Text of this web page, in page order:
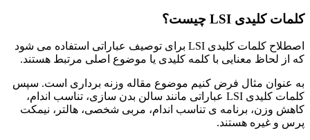
کلمات کلیدی LSI چیست؟
اصطلاح کلمات کلیدی LSI برای توصیف عباراتی استفاده می شود
که از لحاظ معنایی با کلمه کلیدی یا موضوع اصلی مرتبط هستند.
به عنوان مثال فرض کنیم موضوع مقاله وزنه برداری است. سپس
کلمات کلیدی LSI عباراتی مانند سالن بدن سازی، تناسب اندام،
کاهش وزن، برنامه ی تناسب اندام، مربی شخصی، هالتر، نیمکت
پرس و غیره هستند.